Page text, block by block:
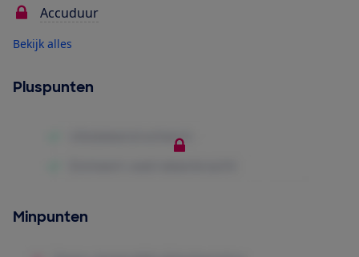
Accuduur
Bekijk alles
Pluspunten
Minpunten